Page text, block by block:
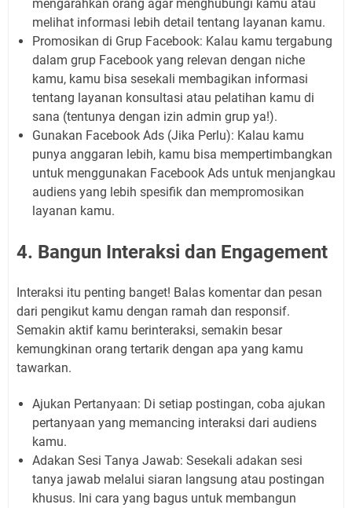
mengarahkan orang agar menghubungi kamu atau
melihat informasi lebih detail tentang layanan kamu.
Promosikan di Grup Facebook: Kalau kamu tergabung
dalam grup Facebook yang relevan dengan niche
kamu, kamu bisa sesekali membagikan informasi
tentang layanan konsultasi atau pelatihan kamu di
sana (tentunya dengan izin admin grup ya!).
Gunakan Facebook Ads (Jika Perlu): Kalau kamu
punya anggaran lebih, kamu bisa mempertimbangkan
untuk menggunakan Facebook Ads untuk menjangkau
audiens yang lebih spesifik dan mempromosikan
layanan kamu.
4. Bangun Interaksi dan Engagement
Interaksi itu penting banget! Balas komentar dan pesan
dari pengikut kamu dengan ramah dan responsif.
Semakin aktif kamu berinteraksi, semakin besar
kemungkinan orang tertarik dengan apa yang kamu
tawarkan.
Ajukan Pertanyaan: Di setiap postingan, coba ajukan
pertanyaan yang memancing interaksi dari audiens
kamu.
Adakan Sesi Tanya Jawab: Sesekali adakan sesi
tanya jawab melalui siaran langsung atau postingan
khusus. Ini cara yang bagus untuk membangun